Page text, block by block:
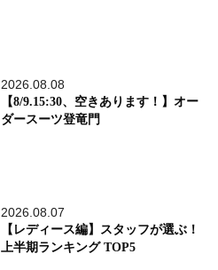
2026.08.08
【8/9.15:30、空きあります！】オー
ダースーツ登竜門
2026.08.07
【レディース編】スタッフが選ぶ！
上半期ランキング TOP5